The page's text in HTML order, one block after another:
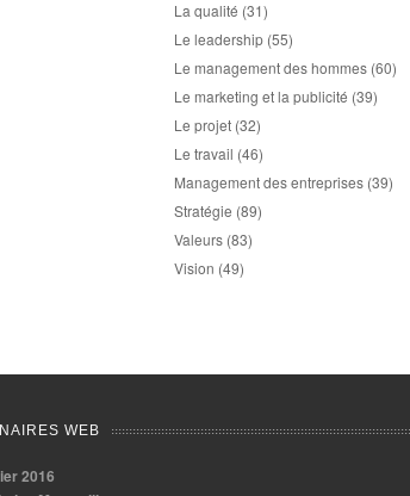
La qualité (31)
Le leadership (55)
Le management des hommes (60)
Le marketing et la publicité (39)
Le projet (32)
Le travail (46)
Management des entreprises (39)
Stratégie (89)
Valeurs (83)
Vision (49)
WEB
2016